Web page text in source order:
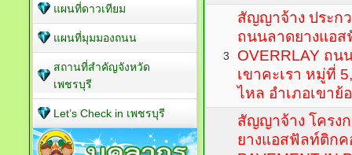
3
สัญญาจ้าง ประก
ถนนลาดยางแอ
OVERRLAY ถน
เขาคะเรา หมู่ที่
ไหล อำเภอเขาย้
สัญญาจ้าง โครง
ยางแอสฟัลท์ติก
แผนที่ดาวเทียม
แผนที่มุมมองถนน
สถานที่สำคัญจังหวัด
เพชรบุรี
Let’s Check in เพชรบุรี